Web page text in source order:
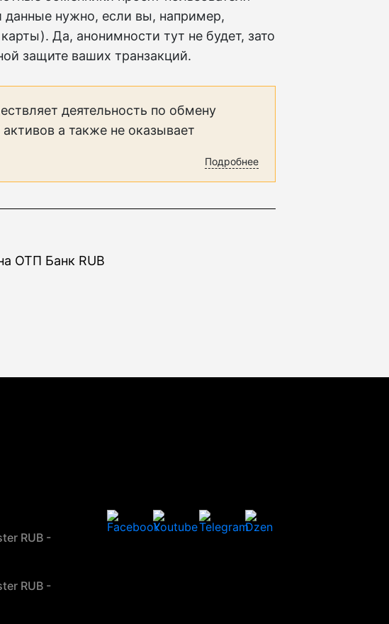
данные нужно, если вы, например,
Да, анонимности тут не будет, зато
защите ваших транзакций.
деятельность по обмену
а также не оказывает
Подробнее
ОТП Банк RUB
RUB -
RUB -